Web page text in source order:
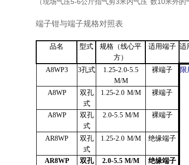
（现场气压
公斤指气剪 米内气压 数 米外的
端子钳与端子规格对照表
品名 型式
规格（线心平
方）
适用端子 适
A8WP3 3孔式
1.25-2.0-5.5
M/M
裸端子 限
A8WP
双孔
式
1.25-2.0 M/M 裸端子
A8WP
双孔
式
2.0-5.5 M/M 裸端子
AR8WP
双孔
式
1.25-2.0 M/M 绝缘端子
AR8WP
双孔
2.0-5.5 M/M 绝缘端子